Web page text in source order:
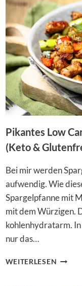
AUS
DEM
OFEN
Pikantes Low
(Keto &
Bei mir werden
aufwendig. Wie
Spargelpfanne mit
mit dem Würzigen.
kohlenhydratarm.
nur das…
WEITERLESEN